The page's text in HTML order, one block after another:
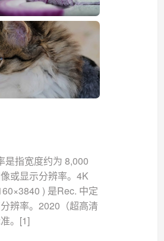
是指宽度约为 8,000
或显示分辨率。4K
) 是Rec. 中定
辨率。2020（超高清
。[1]